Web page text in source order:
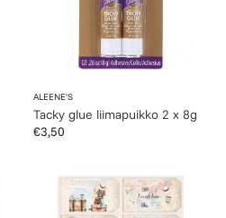
Myyjä:
ALEENE'S
Tacky glue liimapuikko 2 x 8g
Normaalihinta
€3,50
Kuviokartonki